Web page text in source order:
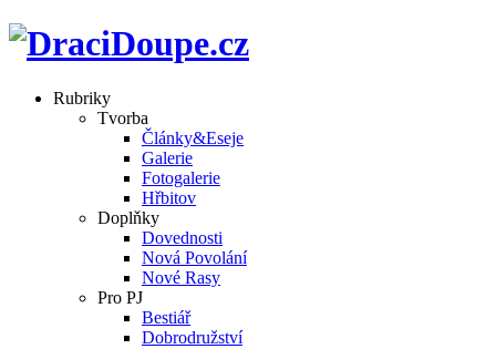
Rubriky
Tvorba
Články&Eseje
Galerie
Fotogalerie
Hřbitov
Doplňky
Dovednosti
Nová Povolání
Nové Rasy
Pro PJ
Bestiář
Dobrodružství